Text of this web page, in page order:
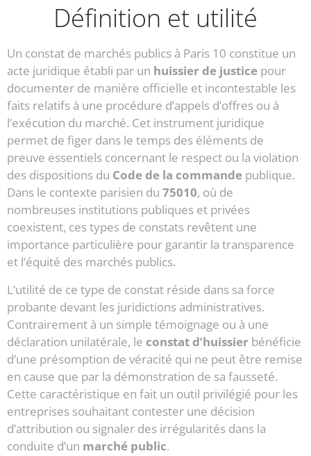
Définition et utilité
Un constat de marchés publics à Paris 10 constitue un
acte juridique établi par un huissier de justice pour
documenter de manière officielle et incontestable les
faits relatifs à une procédure d’appels d’offres ou à
l’exécution du marché. Cet instrument juridique
permet de figer dans le temps des éléments de
preuve essentiels concernant le respect ou la violation
des dispositions du Code de la commande publique.
Dans le contexte parisien du 75010, où de
nombreuses institutions publiques et privées
coexistent, ces types de constats revêtent une
importance particulière pour garantir la transparence
et l’équité des marchés publics.
L’utilité de ce type de constat réside dans sa force
probante devant les juridictions administratives.
Contrairement à un simple témoignage ou à une
déclaration unilatérale, le constat d’huissier bénéficie
d’une présomption de véracité qui ne peut être remise
en cause que par la démonstration de sa fausseté.
Cette caractéristique en fait un outil privilégié pour les
entreprises souhaitant contester une décision
d’attribution ou signaler des irrégularités dans la
conduite d’un marché public.